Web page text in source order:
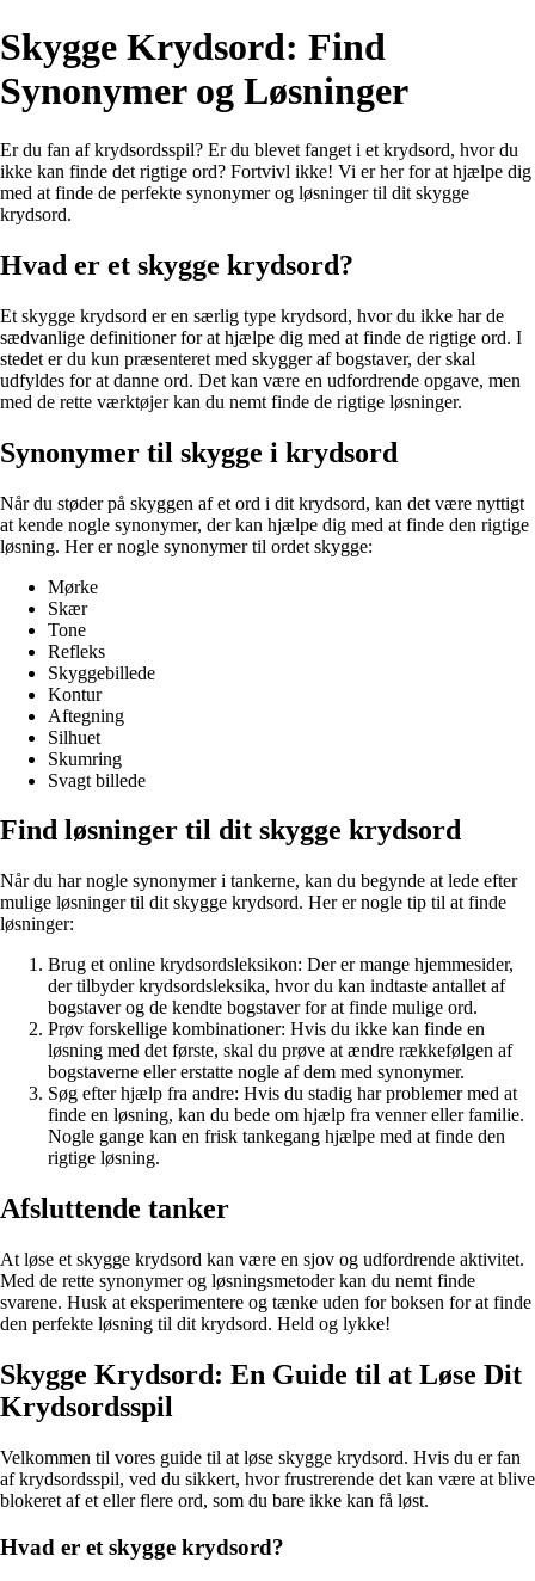
Skygge Krydsord: Find
Synonymer og Løsninger
Er du fan af krydsordsspil? Er du blevet fanget i et krydsord, hvor du
ikke kan finde det rigtige ord? Fortvivl ikke! Vi er her for at hjælpe dig
med at finde de perfekte synonymer og løsninger til dit skygge
krydsord.
Hvad er et skygge krydsord?
Et skygge krydsord er en særlig type krydsord, hvor du ikke har de
sædvanlige definitioner for at hjælpe dig med at finde de rigtige ord. I
stedet er du kun præsenteret med skygger af bogstaver, der skal
udfyldes for at danne ord. Det kan være en udfordrende opgave, men
med de rette værktøjer kan du nemt finde de rigtige løsninger.
Synonymer til skygge i krydsord
Når du støder på skyggen af et ord i dit krydsord, kan det være nyttigt
at kende nogle synonymer, der kan hjælpe dig med at finde den rigtige
løsning. Her er nogle synonymer til ordet skygge:
Mørke
Skær
Tone
Refleks
Skyggebillede
Kontur
Aftegning
Silhuet
Skumring
Svagt billede
Find løsninger til dit skygge krydsord
Når du har nogle synonymer i tankerne, kan du begynde at lede efter
mulige løsninger til dit skygge krydsord. Her er nogle tip til at finde
løsninger:
Brug et online krydsordsleksikon: Der er mange hjemmesider,
der tilbyder krydsordsleksika, hvor du kan indtaste antallet af
bogstaver og de kendte bogstaver for at finde mulige ord.
Prøv forskellige kombinationer: Hvis du ikke kan finde en
løsning med det første, skal du prøve at ændre rækkefølgen af
bogstaverne eller erstatte nogle af dem med synonymer.
Søg efter hjælp fra andre: Hvis du stadig har problemer med at
finde en løsning, kan du bede om hjælp fra venner eller familie.
Nogle gange kan en frisk tankegang hjælpe med at finde den
rigtige løsning.
Afsluttende tanker
At løse et skygge krydsord kan være en sjov og udfordrende aktivitet.
Med de rette synonymer og løsningsmetoder kan du nemt finde
svarene. Husk at eksperimentere og tænke uden for boksen for at finde
den perfekte løsning til dit krydsord. Held og lykke!
Skygge Krydsord: En Guide til at Løse Dit
Krydsordsspil
Velkommen til vores guide til at løse skygge krydsord. Hvis du er fan
af krydsordsspil, ved du sikkert, hvor frustrerende det kan være at blive
blokeret af et eller flere ord, som du bare ikke kan få løst.
Hvad er et skygge krydsord?